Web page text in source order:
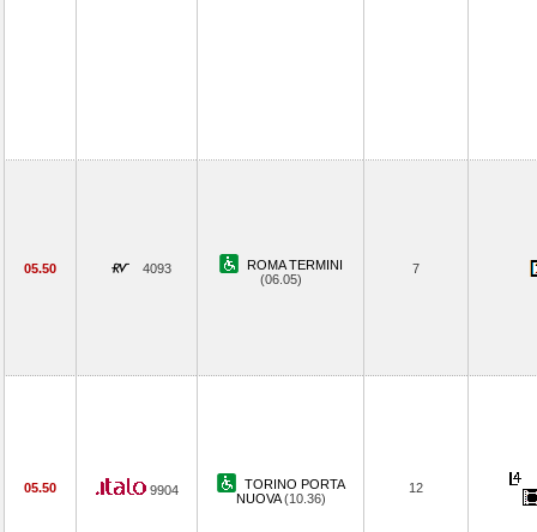
05.50 4093
ROMA TERMINI
(06.05)
7
05.50 9904
TORINO PORTA
NUOVA(10.36)
12